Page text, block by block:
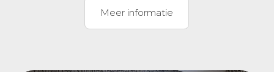
Meer informatie